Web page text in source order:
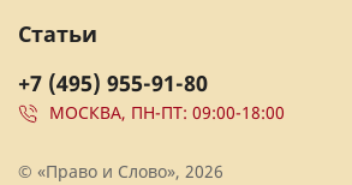
+7 (495) 955-91-80
МОСКВА, ПН-ПТ: 09:00-18:00
Статьи
© «Право и Слово», 2026